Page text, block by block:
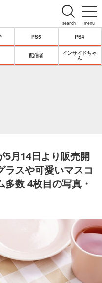
menu
search
PS5 PS4
配信者
インサイドちゃ
ん
5月14日より販売開
ラスや可愛いマスコ
数 4枚目の写真・